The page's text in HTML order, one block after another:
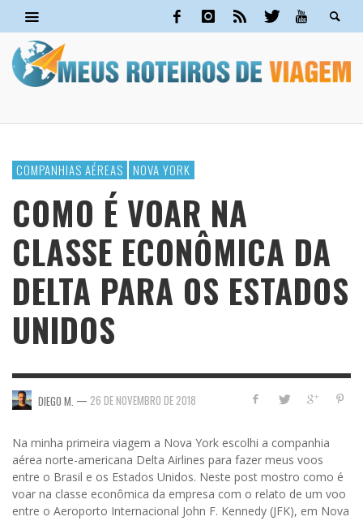
COMPANHIAS AÉREAS NOVA YORK
COMO É VOAR NA
CLASSE ECONÔMICA DA
DELTA PARA OS ESTADOS
UNIDOS
DIEGO M. — 26 DE NOVEMBRO DE 2018
Na minha primeira viagem a Nova York escolhi a companhia
aérea norte-americana Delta Airlines para fazer meus voos
entre o Brasil e os Estados Unidos. Neste post mostro como é
voar na classe econômica da empresa com o relato de um voo
entre o Aeroporto Internacional John F. Kennedy (JFK), em Nova